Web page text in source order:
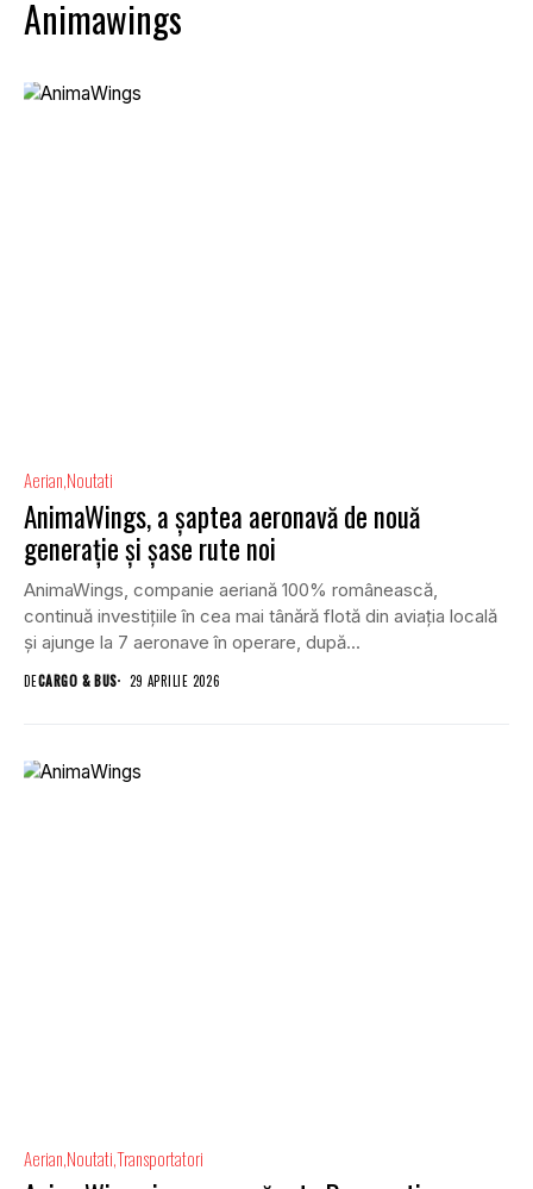
Animawings
Aerian Noutati
AnimaWings, a șaptea aeronavă de nouă
generație și șase rute noi
AnimaWings, companie aeriană 100% românească,
continuă investițiile în cea mai tânără flotă din aviația locală
și ajunge la 7 aeronave în operare, după...
DECARGO & BUS 29 APRILIE 2026
Aerian NoutatiTransportatori